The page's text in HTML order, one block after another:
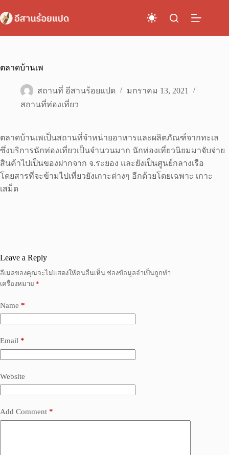
to
content
ตลาดบ้านเพ
สถานที่ อีสานร้อยแปด
มกราคม 13, 2021
สถานที่ท่องเที่ยว
ตลาดบ้านเพเป็นสถานที่จำหน่ายอาหารและผลิตภัณฑ์จากทะเล
ซึ่งบริการนักท่องเที่ยวเป็นจำนวนมาก นักท่องเที่ยวนิยมมาจับจ่าย
สินค้าไปเป็นของฝากจาก จ.ระยอง และยังเป็นศูนย์กลางเรือ
โดยสารที่จะข้ามไปเที่ยวยังเกาะต่างๆ อีกด้วยโดยเฉพาะ เกาะ
เสม็ด
Leave a Reply
อีเมลของคุณจะไม่แสดงให้คนอื่นเห็น ช่องข้อมูลจำเป็นถูกทำ
เครื่องหมาย *
Name *
Email *
Website
Add Comment *